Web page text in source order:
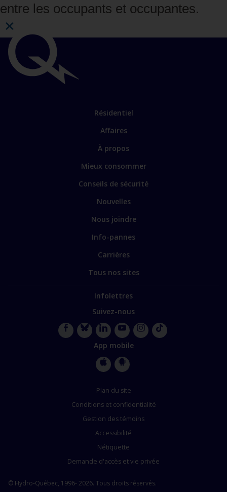
entre les occupants et occupantes.
importants
Lien
les
principales
Résidentiel
Affaires
Lien
certains
sites
À propos
Mieux consommer
Conseils de sécurité
Nouvelles
Nous joindre
Info-pannes
Carrières
Tous nos sites
Infolettres
Suivez-nous
BlueskyLinkedInYouTube
App mobile
StoreStore
Plan du site
Conditions et confidentialité
Gestion des témoins
Accessibilité
Nétiquette
Demande d'accès et vie privée
© Hydro-Québec, 1996- 2026. Tous droits réservés.